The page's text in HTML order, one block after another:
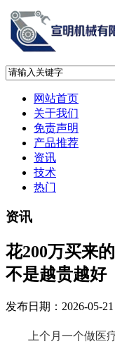
网站首页
关于我们
免责声明
产品推荐
资讯
技术
热门
资讯
花200万买来
不是越贵越好
发布日期：2026-05-
上个月一个做医